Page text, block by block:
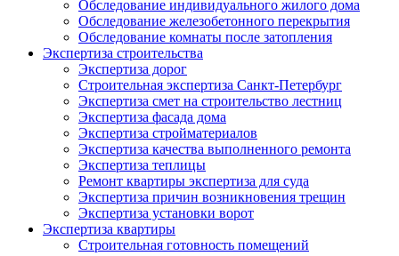
Обследование индивидуального жилого дома
Обследование железобетонного перекрытия
Обследование комнаты после затопления
Экспертиза строительства
Экспертиза дорог
Строительная экспертиза Санкт-Петербург
Экспертиза смет на строительство лестниц
Экспертиза фасада дома
Экспертиза стройматериалов
Экспертиза качества выполненного ремонта
Экспертиза теплицы
Ремонт квартиры экспертиза для суда
Экспертиза причин возникновения трещин
Экспертиза установки ворот
Экспертиза квартиры
Строительная готовность помещений